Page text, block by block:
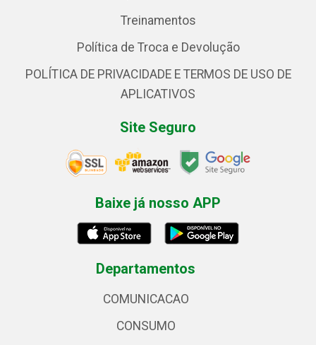
Treinamentos
Política de Troca e Devolução
POLÍTICA DE PRIVACIDADE E TERMOS DE USO DE
APLICATIVOS
Site Seguro
Baixe já nosso APP
Departamentos
COMUNICACAO
CONSUMO